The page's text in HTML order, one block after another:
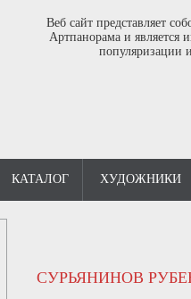
Веб сайт представляет
Артпанорама и является
популяризации
КАТАЛОГ ХУДОЖНИКИ
СУРЬЯНИНОВ